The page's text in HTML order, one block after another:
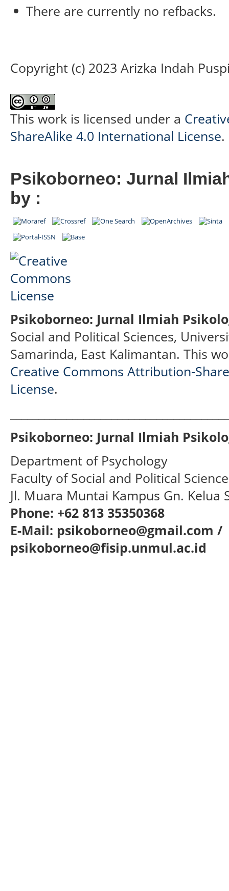
There are currently no refbacks.
Copyright (c) 2023 Arizka Indah
This work is licensed under a
ShareAlike 4.0 International License.
Psikoborneo: Jurnal
by :
Psikoborneo: Jurnal Ilmiah
Social and Political Sciences,
Samarinda, East Kalimantan. This
Creative Commons Attribution-
License.
Psikoborneo: Jurnal Ilmiah
Department of Psychology
Faculty of Social and Political
Jl. Muara Muntai Kampus Gn. Kelua
Phone: +62 813 35350368
E-Mail: psikoborneo@gmail.com /
psikoborneo@fisip.unmul.ac.id